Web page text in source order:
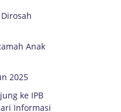
Anak
2025
ke IPB
Informasi